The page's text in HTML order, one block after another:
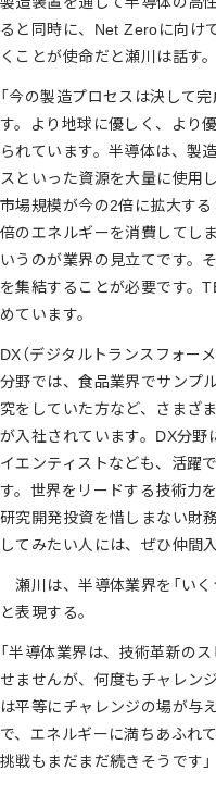
ると同時に、Net Zeroに向け
くことが使命だと瀬川は話す。
「今の製造プロセスは決して
す。より地球に優しく、より
られています。半導体は、製
スといった資源を大量に使用
市場規模が今の2倍に拡大す
倍のエネルギーを消費してし
いうのが業界の見立てです。
を集結することが必要です。
めています。
DX（デジタルトランスフォー
分野では、食品業界でサンプ
究をしていた方など、さまざ
が入社されています。DX分野
イエンティストなども、活躍
す。世界をリードする技術力
研究開発投資を惜しまない財
してみたい人には、ぜひ仲間
瀬川は、半導体業界を「いく
と表現する。
「半導体業界は、技術革新の
せませんが、何度もチャレン
は平等にチャレンジの場が与
で、エネルギーに満ちあふれ
挑戦もまだまだ続きそうです」